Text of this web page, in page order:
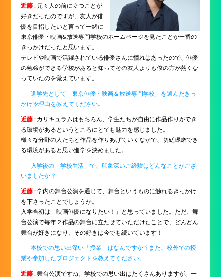
近藤 : 元々人の前に立つことが
好きだったのですが、友人が俳
優を目指したいと言って一緒に
東京俳優・映画&放送専門学校のホームページを見たことが一番の
きっかけだったと思います。
テレビや映画で活躍されている俳優さんに憧れはあったので、俳優
の勉強ができる学校があると知ってその友人よりも僕の方が熱くな
っていたのを覚えています。
――進学先として「東京俳優・映画＆放送専門学校」を選んだきっ
かけや理由を教えてください。
近藤 : カリキュラムはもちろん、学生たちが自由に作品作りができ
る環境があるというところにとても魅力を感じました。
様々な分野の人たちと作品を作りあげていくなかで、切磋琢磨でき
る環境があると思い進学を決めました。
――入学後の「学校生活」で、印象深いご経験はどんなことがござ
いましたか？
近藤 : 学内の舞台公演を通じて、舞台というものに触れるきっかけ
を下さったことでしょうか。
入学当初は「映画俳優になりたい！」と思っていました。ただ、舞
台公演で毎年２作品の舞台に立たせていただけたことで、どんどん
舞台が好きになり、その好きは今でも続いています！
――本校での思い出深い「授業」はなんですか？また、校外での授
業や参加したプロジェクトを教えてください。
近藤 : 舞台公演ですね。学校での思い出はたくさんありますが、一